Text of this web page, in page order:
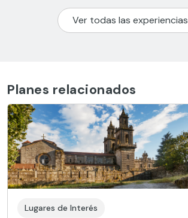
Ver todas las experiencias
Planes relacionados
Lugares de Interés